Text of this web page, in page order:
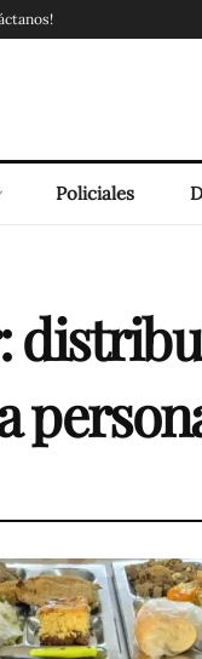
Policiales